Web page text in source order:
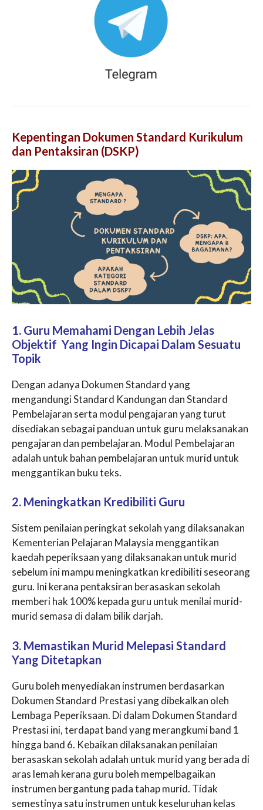
Kepentingan Dokumen Standard Kurikulum
dan Pentaksiran (DSKP)
1. Guru Memahami Dengan Lebih Jelas
Objektif Yang Ingin Dicapai Dalam Sesuatu
Topik
Dengan adanya Dokumen Standard yang
mengandungi Standard Kandungan dan Standard
Pembelajaran serta modul pengajaran yang turut
disediakan sebagai panduan untuk guru melaksanakan
pengajaran dan pembelajaran. Modul Pembelajaran
adalah untuk bahan pembelajaran untuk murid untuk
menggantikan buku teks.
2. Meningkatkan Kredibiliti Guru
Sistem penilaian peringkat sekolah yang dilaksanakan
Kementerian Pelajaran Malaysia menggantikan
kaedah peperiksaan yang dilaksanakan untuk murid
sebelum ini mampu meningkatkan kredibiliti seseorang
guru. Ini kerana pentaksiran berasaskan sekolah
memberi hak 100% kepada guru untuk menilai murid-
murid semasa di dalam bilik darjah.
3. Memastikan Murid Melepasi Standard
Yang Ditetapkan
Guru boleh menyediakan instrumen berdasarkan
Dokumen Standard Prestasi yang dibekalkan oleh
Lembaga Peperiksaan. Di dalam Dokumen Standard
Prestasi ini, terdapat band yang merangkumi band 1
hingga band 6. Kebaikan dilaksanakan penilaian
berasaskan sekolah adalah untuk murid yang berada di
aras lemah kerana guru boleh mempelbagaikan
instrumen bergantung pada tahap murid. Tidak
semestinya satu instrumen untuk keseluruhan kelas